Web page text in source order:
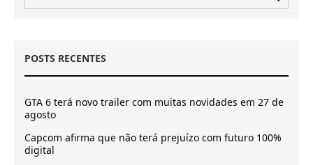
POSTS RECENTES
GTA 6 terá novo trailer com muitas novidades em 27 de
agosto
Capcom afirma que não terá prejuízo com futuro 100%
digital